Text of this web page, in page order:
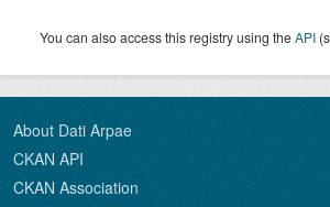
You can also access this registry using theAPI
About Dati Arpae
CKAN API
CKAN Association